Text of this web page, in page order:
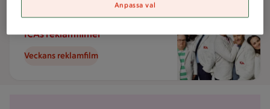
ICAs reklamfilmer
Veckans reklamfilm
Anpassa val